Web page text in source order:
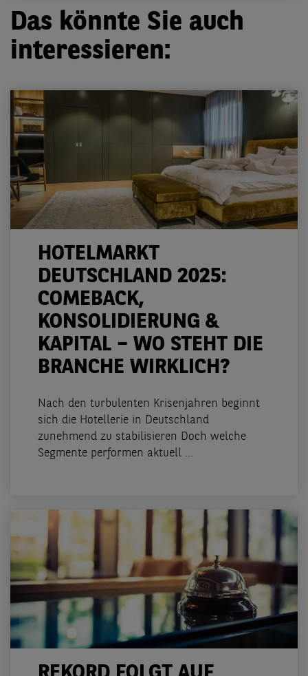
Das könnte Sie auch
interessieren:
HOTELMARKT
DEUTSCHLAND 2025:
COMEBACK,
KONSOLIDIERUNG &
KAPITAL – WO STEHT DIE
BRANCHE WIRKLICH?
Nach den turbulenten Krisenjahren beginnt
sich die Hotellerie in Deutschland
zunehmend zu stabilisieren Doch welche
Segmente performen aktuell ...